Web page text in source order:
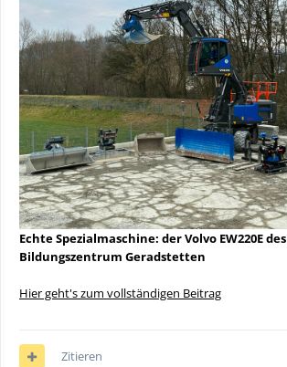
Echte Spezialmaschine: der Volvo EW220E des
Bildungszentrum Geradstetten
Hier geht's zum vollständigen Beitrag
Zitieren